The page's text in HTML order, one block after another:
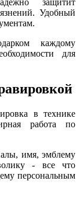
Удобный
каждому
для
в технике
работа по
имя, эмблему
- все что
персональным